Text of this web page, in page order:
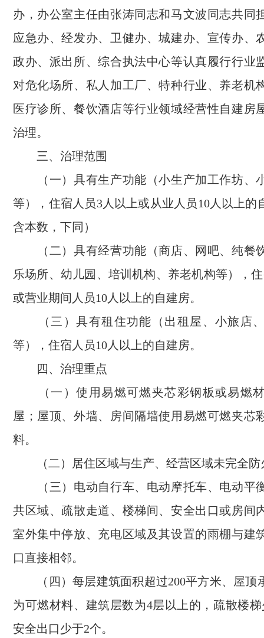
办，办公室主任由张涛同志和马文波同志共同
应急办、经发办、卫健办、城建办、宣传办、
政办、派出所、综合执法中心等认真履行行业
对危化场所、私人加工厂、特种行业、养老机
医疗诊所、餐饮酒店等行业领域经营性自建房
治理。
三、治理范围
（一）具有生产功能（小生产加工作坊、
等），住宿人员3人以上或从业人员10人以上的
含本数，下同）
（二）具有经营功能（商店、网吧、纯餐
乐场所、幼儿园、培训机构、养老机构等），
或营业期间人员10人以上的自建房。
（三）具有租住功能（出租屋、小旅店
等），住宿人员10人以上的自建房。
四、治理重点
（一）使用易燃可燃夹芯彩钢板或易燃
屋；屋顶、外墙、房间隔墙使用易燃可燃夹芯
料。
（二）居住区域与生产、经营区域未完全防
（三）电动自行车、电动摩托车、电动平
共区域、疏散走道、楼梯间、安全出口或房间
室外集中停放、充电区域及其设置的雨棚与建
口直接相邻。
（四）每层建筑面积超过200平方米、屋顶
为可燃材料、建筑层数为4层以上的，疏散楼
安全出口少于2个。